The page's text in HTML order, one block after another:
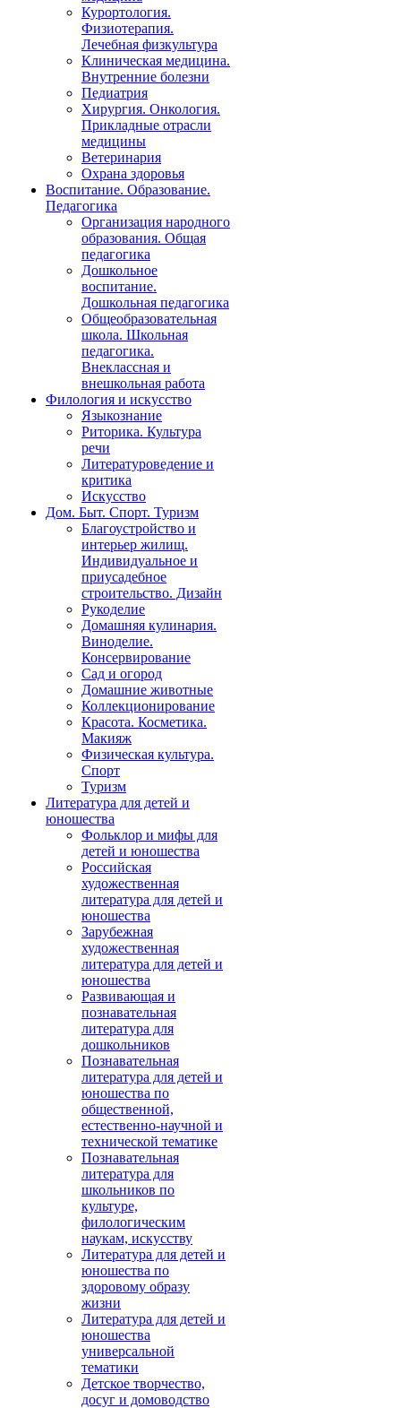
Курортология.
Физиотерапия.
Лечебная физкультура
Клиническая медицина.
Внутренние болезни
Педиатрия
Хирургия. Онкология.
Прикладные отрасли
медицины
Ветеринария
Охрана здоровья
Воспитание. Образование.
Педагогика
Организация народного
образования. Общая
педагогика
Дошкольное
воспитание.
Дошкольная педагогика
Общеобразовательная
школа. Школьная
педагогика.
Внеклассная и
внешкольная работа
Филология и искусство
Языкознание
Риторика. Культура
речи
Литературоведение и
критика
Искусство
Дом. Быт. Спорт. Туризм
Благоустройство и
интерьер жилищ.
Индивидуальное и
приусадебное
строительство. Дизайн
Рукоделие
Домашняя кулинария.
Виноделие.
Консервирование
Сад и огород
Домашние животные
Коллекционирование
Красота. Косметика.
Макияж
Физическая культура.
Спорт
Туризм
Литература для детей и
юношества
Фольклор и мифы для
детей и юношества
Российская
художественная
литература для детей и
юношества
Зарубежная
художественная
литература для детей и
юношества
Развивающая и
познавательная
литература для
дошкольников
Познавательная
литература для детей и
юношества по
общественной,
естественно-научной и
технической тематике
Познавательная
литература для
школьников по
культуре,
филологическим
наукам, искусству
Литература для детей и
юношества по
здоровому образу
жизни
Литература для детей и
юношества
универсальной
тематики
Детское творчество,
досуг и домоводство